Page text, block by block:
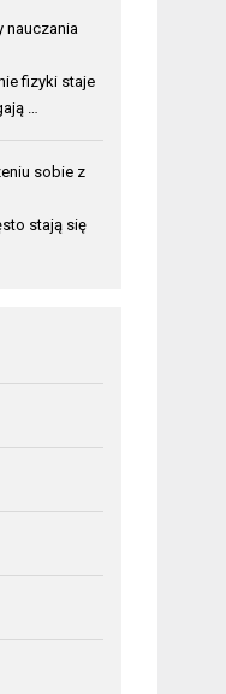
nauczania
fizyki staje
…
sobie z
stają się